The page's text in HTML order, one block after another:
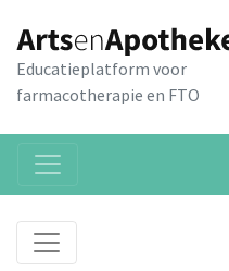
Educatieplatform voor
farmacotherapie en FTO